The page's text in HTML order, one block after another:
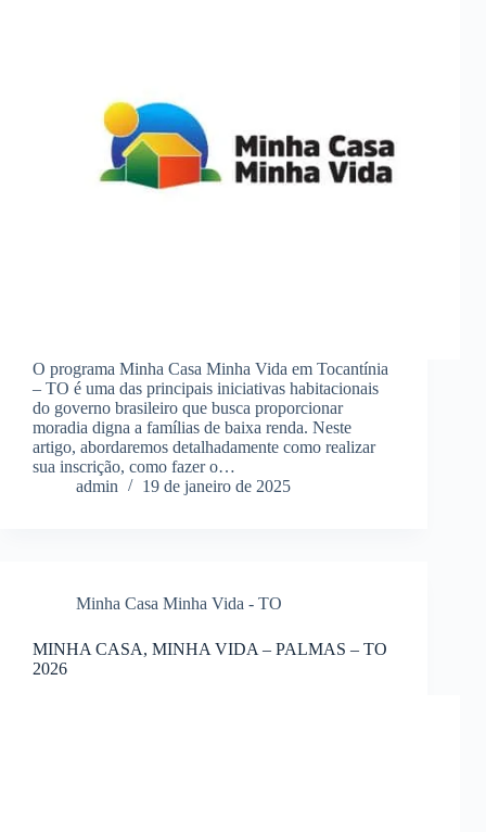
O programa Minha Casa Minha Vida em Tocantínia
– TO é uma das principais iniciativas habitacionais
do governo brasileiro que busca proporcionar
moradia digna a famílias de baixa renda. Neste
artigo, abordaremos detalhadamente como realizar
sua inscrição, como fazer o…
admin
19 de janeiro de 2025
Minha Casa Minha Vida - TO
MINHA CASA, MINHA VIDA – PALMAS – TO
2026